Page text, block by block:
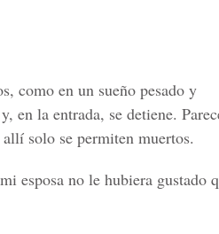
como en un sueño pesado y
en la entrada, se detiene.
solo se permiten muertos.
esposa no le hubiera gustado